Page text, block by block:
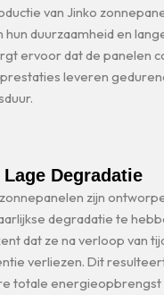
van Jinko
hun duurzaamheid en
ervoor dat de panelen
leveren
Lage Degradatie
zijn
degradatie te
dat ze na verloop van
verliezen. Dit
totale energieopbrengst